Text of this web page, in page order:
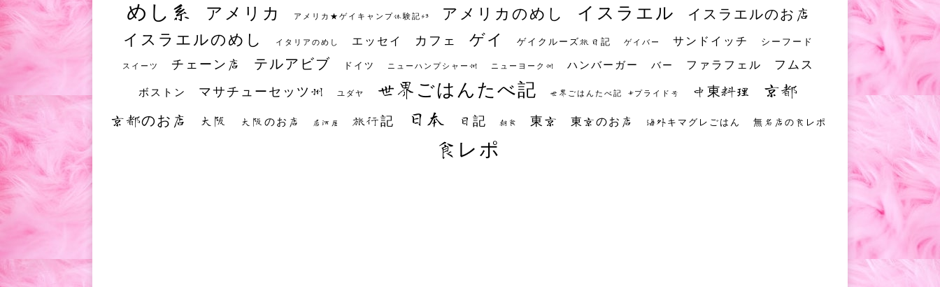
めし系 アメリカ アメリカ★ゲイキャンプ体験記S3 アメリカのめし イスラエル イスラエルのお店
イスラエルのめし イタリアのめし エッセイ カフェ ゲイ ゲイクルーズ旅日記 ゲイバー サンドイッチ シーフード
スイーツ チェーン店 テルアビブ ドイツ ニューハンプシャー州 ニューヨーク州 ハンバーガー バー ファラフェル フムス
ボストン マサチューセッツ州 ユダヤ 世界ごはんたべ記 世界ごはんたべ記 #プライド号 中東料理 京都
京都のお店 大阪 大阪のお店 居酒屋 旅行記 日本 日記 朝食 東京 東京のお店 海外キマグレごはん 無名店の食レポ
食レポ